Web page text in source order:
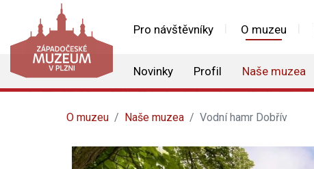
Pro návštěvníky O muzeu
Novinky Profil Naše muzea
O muzeu Naše muzea Vodní hamr Dobřív